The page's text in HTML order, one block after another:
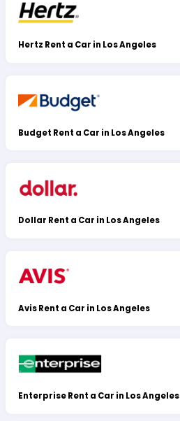
Hertz Rent a Car in Los Angeles
Budget Rent a Car in Los Angeles
Dollar Rent a Car in Los Angeles
Avis Rent a Car in Los Angeles
Enterprise Rent a Car in Los Angeles